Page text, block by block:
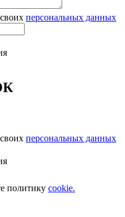
персональных данных
персональных данных
политику cookie.